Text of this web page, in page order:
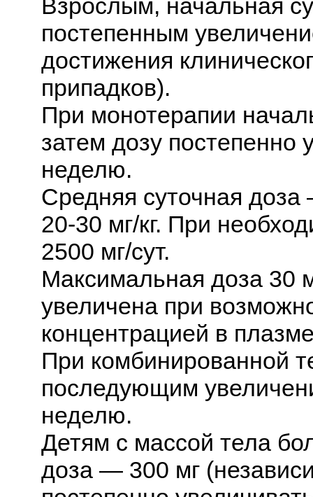
Взрослым, начальная
постепенным
достижения
припадков).
При монотерапии
затем дозу постепенно
неделю.
Средняя суточная доза
20-30 мг/кг. При
2500 мг/сут.
Максимальная доза 30
увеличена при
концентрацией в
При комбинированной
последующим
неделю.
Детям с массой тела
доза — 300 мг